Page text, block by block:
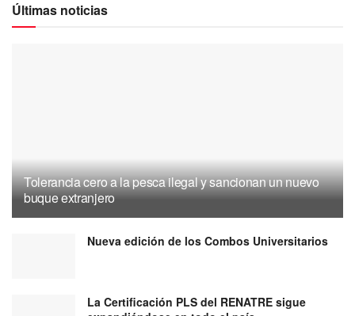
Últimas noticias
Tolerancia cero a la pesca ilegal y sancionan un nuevo
buque extranjero
Nueva edición de los Combos Universitarios
La Certificación PLS del RENATRE sigue